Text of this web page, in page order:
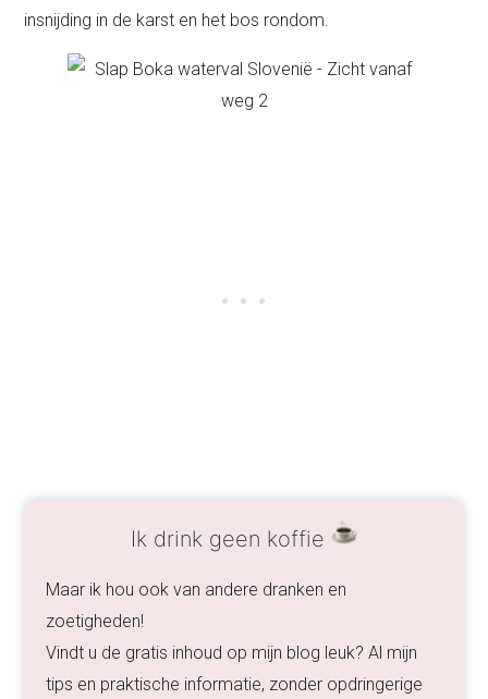
insnijding in de karst en het bos rondom.
Ik drink geen koffie
Maar ik hou ook van andere dranken en
zoetigheden!
Vindt u de gratis inhoud op mijn blog leuk? Al mijn
tips en praktische informatie, zonder opdringerige